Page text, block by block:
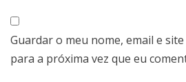
Guardar o meu nome, email e
para a próxima vez que eu